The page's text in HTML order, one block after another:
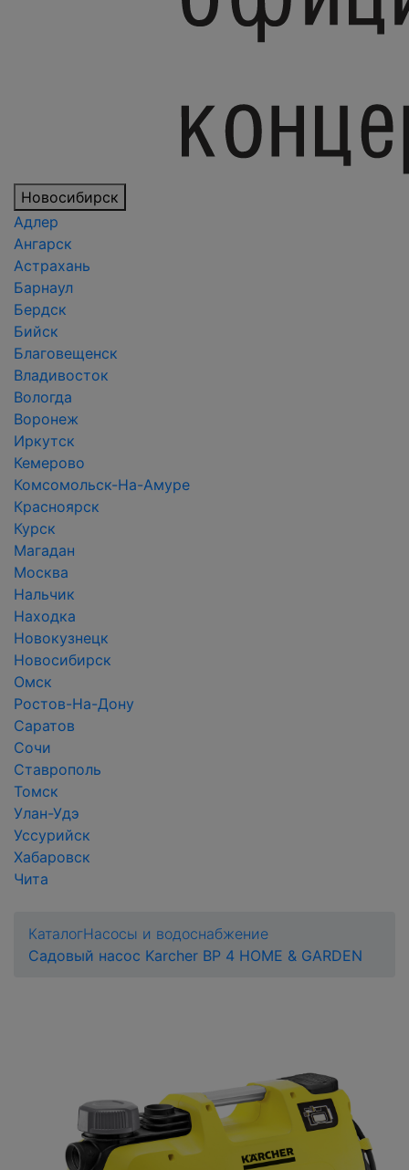
Новосибирск
Адлер
Ангарск
Астрахань
Барнаул
Бердск
Бийск
Благовещенск
Владивосток
Вологда
Воронеж
Иркутск
Кемерово
Комсомольск-На-Амуре
Красноярск
Курск
Магадан
Москва
Нальчик
Находка
Новокузнецк
Новосибирск
Омск
Ростов-На-Дону
Саратов
Сочи
Ставрополь
Томск
Улан-Удэ
Уссурийск
Хабаровск
Чита
КаталогНасосы и водоснабжение
Садовый насос Karcher BP 4 HOME & GARDEN